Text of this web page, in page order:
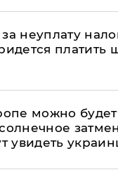
неуплату
платить
можно будет
увидеть